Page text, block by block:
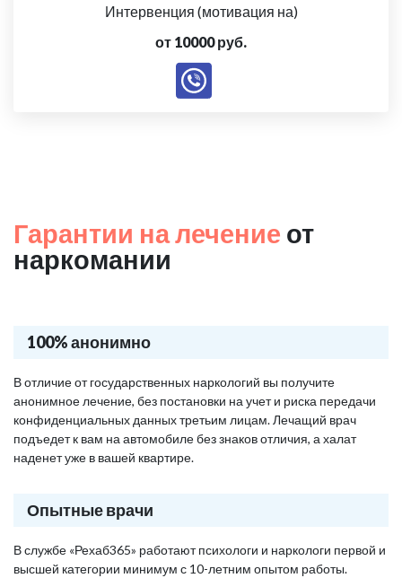
Интервенция (мотивация на)
от 10000 руб.
Гарантии на лечение от
наркомании
100% анонимно
В отличие от государственных наркологий вы получите
анонимное лечение, без постановки на учет и риска передачи
конфиденциальных данных третьим лицам. Лечащий врач
подъедет к вам на автомобиле без знаков отличия, а халат
наденет уже в вашей квартире.
Опытные врачи
В службе «Рехаб365» работают психологи и наркологи первой и
высшей категории минимум с 10-летним опытом работы.